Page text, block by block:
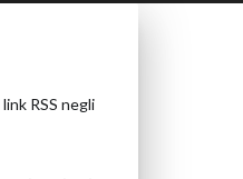
RSS negli